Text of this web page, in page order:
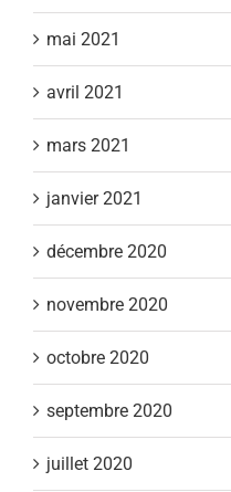
mai 2021
avril 2021
mars 2021
janvier 2021
décembre 2020
novembre 2020
octobre 2020
septembre 2020
juillet 2020